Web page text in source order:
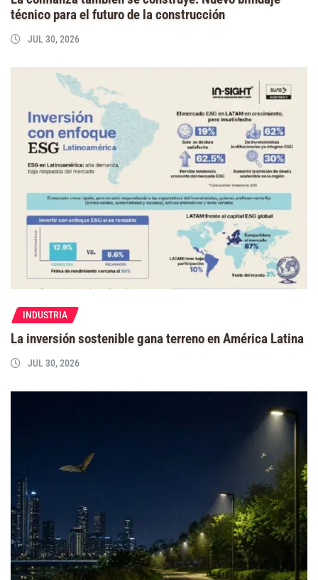
técnico para el futuro de la construcción
JUL 30, 2026
INDUSTRIA
La inversión sostenible gana terreno en América Latina
JUL 30, 2026